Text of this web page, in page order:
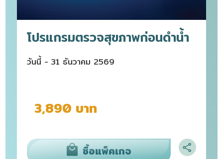
โปรแกรมตรวจสุขภาพก่อนดำน้ำ
วันนี้ - 31 ธันวาคม 2569
3,890 บาท
ซื้อแพ็คเกจ